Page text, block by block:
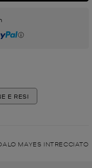
E RESI
MAYES INTRECCIATO